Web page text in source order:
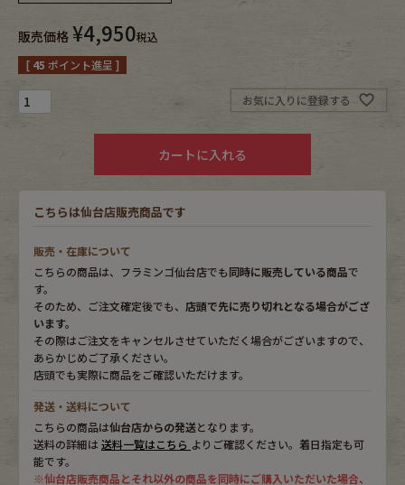
Outer
Fafatt
小物・アクセサリーから探す
Eye Wear Cap
Accessory Shoes
Belt
Keyring vintage bicycle
FAFATT
販売価格 ¥4,950税込
[ 45 ポイント進呈 ]
お気に入りに登録する
カートに入れる
こちらは仙台店販売商品です
販売・在庫について
こちらの商品は、フラミンゴ仙台店でも同時に販売している商品で
す。
そのため、ご注文確定後でも、 店頭で先に売り切れとなる場合がござ
います。
その際はご注文をキャンセルさせていただく場合がございますので、
あらかじめご了承ください。
店頭でも実際に商品をご確認いただけます。
発送・送料について
こちらの商品は仙台店からの発送となります。
送料の詳細は 送料一覧はこちら よりご確認ください。着日指定も可
能です。
※仙台店販売商品とそれ以外の商品を同時にご購入いただいた場合、